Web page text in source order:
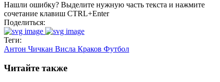
Нашли ошибку? Выделите нужную часть текста и нажмите
сочетание клавиш CTRL+Enter
Поделиться:
Теги:
Антон Чичкан Висла Краков Футбол
Читайте также